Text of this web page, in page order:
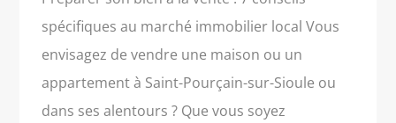
spécifiques au marché immobilier local Vous
envisagez de vendre une maison ou un
appartement à Saint-Pourçain-sur-Sioule ou
dans ses alentours ? Que vous soyez